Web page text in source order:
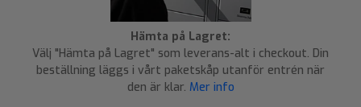
Hämta på Lagret:
Välj "Hämta på Lagret" som leverans-alt i checkout. Din
beställning läggs i vårt paketskåp utanför entrén när
den är klar. Mer info